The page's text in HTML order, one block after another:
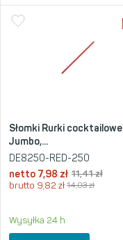
Słomki Rurki cocktailowe
Jumbo,...
DE8250-RED-250
netto 7,98 zł 11,41zł
brutto 9,82 zł 14,03zł
Wysyłka 24 h